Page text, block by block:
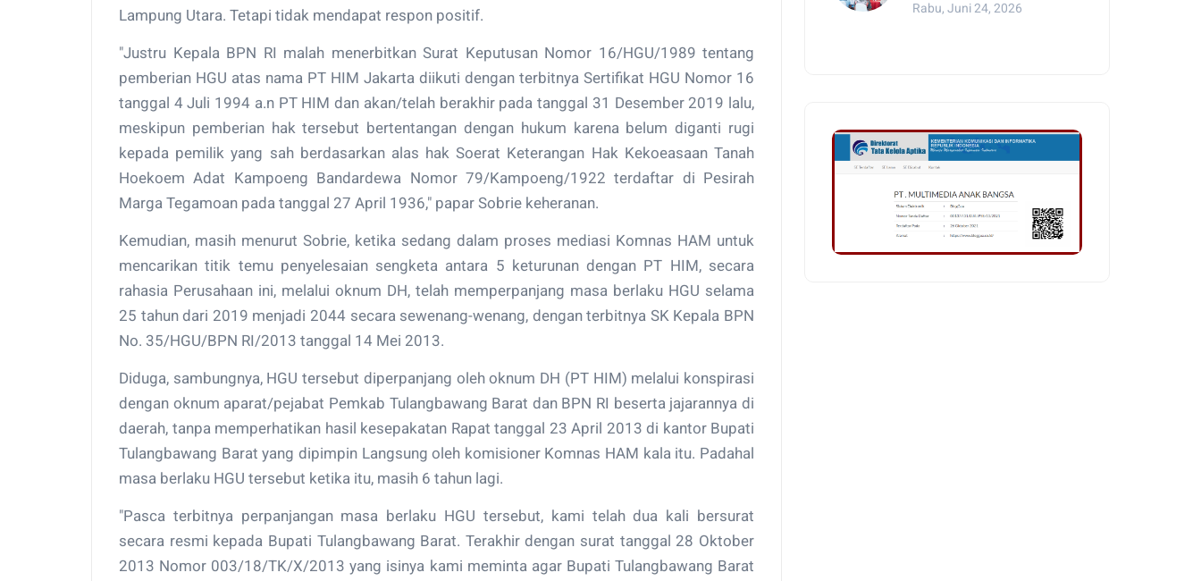
Lampung Utara. Tetapi tidak mendapat respon positif.
"Justru Kepala BPN RI malah menerbitkan Surat Keputusan Nomor 16/HGU/1989 tentang
pemberian HGU atas nama PT HIM Jakarta diikuti dengan terbitnya Sertifikat HGU Nomor 16
tanggal 4 Juli 1994 a.n PT HIM dan akan/telah berakhir pada tanggal 31 Desember 2019 lalu,
meskipun pemberian hak tersebut bertentangan dengan hukum karena belum diganti rugi
kepada pemilik yang sah berdasarkan alas hak Soerat Keterangan Hak Kekoeasaan Tanah
Hoekoem Adat Kampoeng Bandardewa Nomor 79/Kampoeng/1922 terdaftar di Pesirah
Marga Tegamoan pada tanggal 27 April 1936," papar Sobrie keheranan.
Kemudian, masih menurut Sobrie, ketika sedang dalam proses mediasi Komnas HAM untuk
mencarikan titik temu penyelesaian sengketa antara 5 keturunan dengan PT HIM, secara
rahasia Perusahaan ini, melalui oknum DH, telah memperpanjang masa berlaku HGU selama
25 tahun dari 2019 menjadi 2044 secara sewenang-wenang, dengan terbitnya SK Kepala BPN
No. 35/HGU/BPN RI/2013 tanggal 14 Mei 2013.
Diduga, sambungnya, HGU tersebut diperpanjang oleh oknum DH (PT HIM) melalui konspirasi
dengan oknum aparat/pejabat Pemkab Tulangbawang Barat dan BPN RI beserta jajarannya di
daerah, tanpa memperhatikan hasil kesepakatan Rapat tanggal 23 April 2013 di kantor Bupati
Tulangbawang Barat yang dipimpin Langsung oleh komisioner Komnas HAM kala itu. Padahal
masa berlaku HGU tersebut ketika itu, masih 6 tahun lagi.
"Pasca terbitnya perpanjangan masa berlaku HGU tersebut, kami telah dua kali bersurat
secara resmi kepada Bupati Tulangbawang Barat. Terakhir dengan surat tanggal 28 Oktober
2013 Nomor 003/18/TK/X/2013 yang isinya kami meminta agar Bupati Tulangbawang Barat
Rabu, Juni 24, 2026